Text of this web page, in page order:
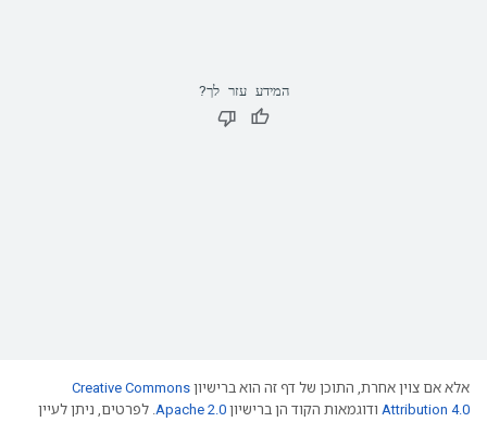
המידע עזר לך?
אלא אם צוין אחרת, התוכן של דף זה הוא ברישיון Creative Commons
Attribution 4.0 ודוגמאות הקוד הן ברישיון Apache 2.0. לפרטים, ניתן לעיין